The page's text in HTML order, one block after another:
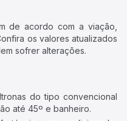
de acordo com a viação,
os valores atualizados
sofrer alterações.
do tipo convencional
até 45º e banheiro.